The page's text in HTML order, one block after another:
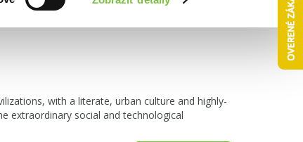
with a literate, urban culture and highly-
extraordinary social and technological